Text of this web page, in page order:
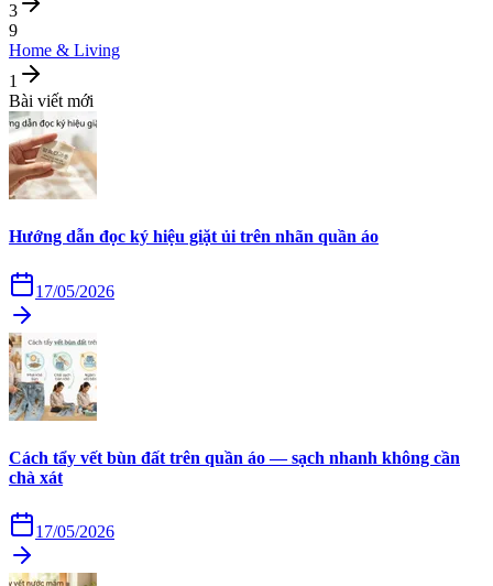
3
9
Home & Living
1
Bài viết mới
Hướng dẫn đọc ký hiệu giặt ủi trên nhãn quần áo
17/05/2026
Cách tẩy vết bùn đất trên quần áo — sạch nhanh không cần
chà xát
17/05/2026